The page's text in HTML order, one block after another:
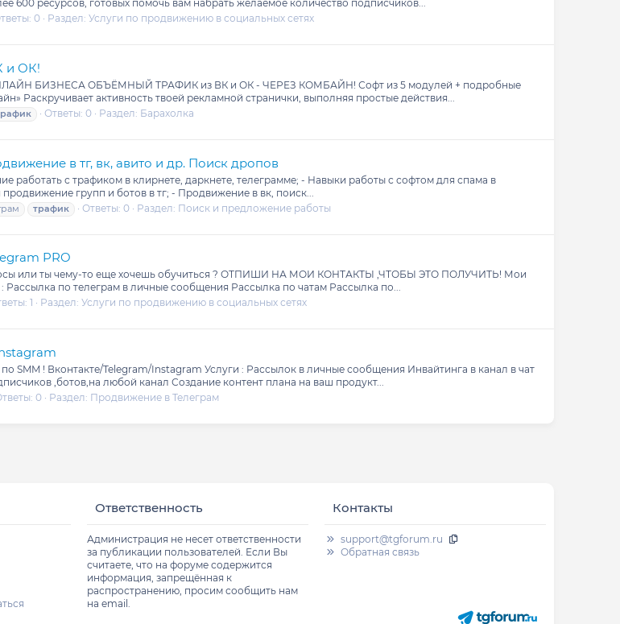
ресурсов, готовых помочь вам набрать желаемое количество подписчиков...
0 Раздел: Услуги по продвижению в социальных сетях
и ОК!
БИЗНЕСА ОБЪЁМНЫЙ ТРАФИК из ВК и ОК - ЧЕРЕЗ КОМБАЙН! Софт из 5 модулей + подробные
Раскручивает активность твоей рекламной странички, выполняя простые действия...
Ответы: 0 Раздел: Барахолка
в тг, вк, авито и др. Поиск дропов
с трафиком в клирнете, даркнете, телеграмме; - Навыки работы с софтом для спама в
групп и ботов в тг; - Продвижение в вк, поиск...
трафик Ответы: 0 Раздел: Поиск и предложение работы
PRO
или ты чему-то еще хочешь обучиться ? ОТПИШИ НА МОИ КОНТАКТЫ ,ЧТОБЫ ЭТО ПОЛУЧИТЬ! Мои
Рассылка по телеграм в личные сообщения Рассылка по чатам Рассылка по...
1 Раздел: Услуги по продвижению в социальных сетях
SMM ! Вконтакте/Telegram/Instagram Услуги : Рассылок в личные сообщения Инвайтинга в канал в чат
,ботов,на любой канал Создание контент плана на ваш продукт...
0 Раздел: Продвижение в Телеграм
Ответственность
Администрация не несет ответственности
за публикации пользователей. Если Вы
считаете, что на форуме содержится
информация, запрещённая к
распространению, просим сообщить нам
на email.
Контакты
support@tgforum.ru
Обратная связь